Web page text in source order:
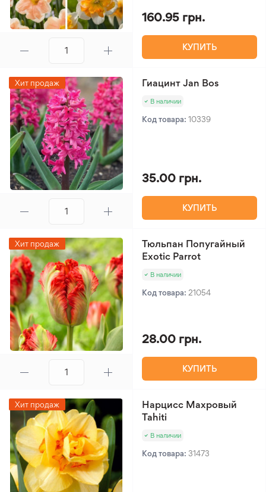
160.95 грн.
КУПИТЬ
Хит продаж Гиацинт Jan Bos
В наличии
Код товара: 10339
35.00 грн.
КУПИТЬ
Хит продаж
Тюльпан Попугайный
Exotic Parrot
В наличии
Код товара: 21054
28.00 грн.
КУПИТЬ
Хит продаж
Нарцисс Махровый
Tahiti
В наличии
Код товара: 31473